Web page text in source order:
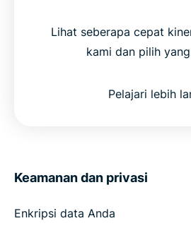
Lihat seberapa cepat
kami dan pilih
Pelajari lebih
Keamanan dan privasi
Enkripsi data Anda